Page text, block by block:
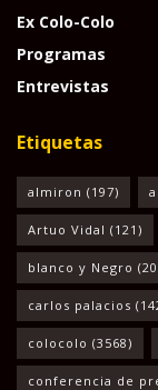
Ex Colo-Colo
Programas
Entrevistas
Etiquetas
almiron (197)
Artuo Vidal (121)
blanco y Negro
carlos palacios
colocolo (3568)
conferencia de